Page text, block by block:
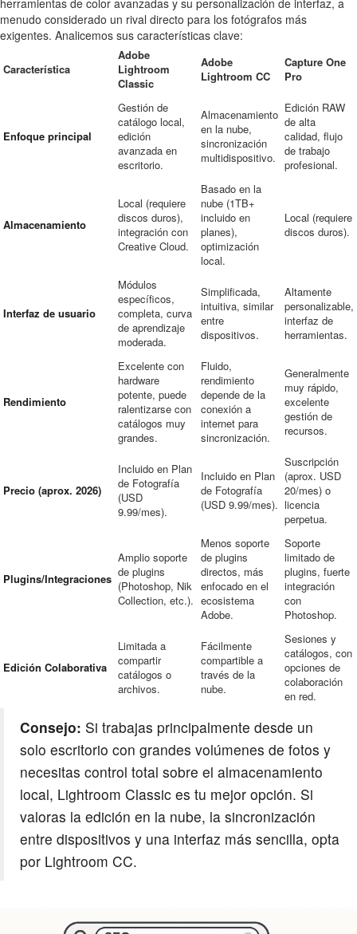
menudo considerado un rival directo para los fotógrafos más
exigentes. Analicemos sus características clave:
Característica
Adobe
Lightroom
Classic
Adobe
Lightroom CC
Capture One
Pro
Enfoque principal
Gestión de
catálogo local,
edición
avanzada en
escritorio.
Almacenamiento
en la nube,
sincronización
multidispositivo.
Edición RAW
de alta
calidad, flujo
de trabajo
profesional.
Almacenamiento
Local (requiere
discos duros),
integración con
Creative Cloud.
Basado en la
nube (1TB+
incluido en
planes),
optimización
local.
Local (requiere
discos duros).
Interfaz de usuario
Módulos
específicos,
completa, curva
de aprendizaje
moderada.
Simplificada,
intuitiva, similar
entre
dispositivos.
Altamente
personalizable,
interfaz de
herramientas.
Rendimiento
Excelente con
hardware
potente, puede
ralentizarse con
catálogos muy
grandes.
Fluido,
rendimiento
depende de la
conexión a
internet para
sincronización.
Generalmente
muy rápido,
excelente
gestión de
recursos.
Precio (aprox. 2026)
Incluido en Plan
de Fotografía
(USD
9.99/mes).
Incluido en Plan
de Fotografía
(USD 9.99/mes).
Suscripción
(aprox. USD
20/mes) o
licencia
perpetua.
Plugins/Integraciones
Amplio soporte
de plugins
(Photoshop, Nik
Collection, etc.).
Menos soporte
de plugins
directos, más
enfocado en el
ecosistema
Adobe.
Soporte
limitado de
plugins, fuerte
integración
con
Photoshop.
Edición Colaborativa
Limitada a
compartir
catálogos o
archivos.
Fácilmente
compartible a
través de la
nube.
Sesiones y
catálogos, con
opciones de
colaboración
en red.
Consejo: Si trabajas principalmente desde un
solo escritorio con grandes volúmenes de fotos y
necesitas control total sobre el almacenamiento
local, Lightroom Classic es tu mejor opción. Si
valoras la edición en la nube, la sincronización
entre dispositivos y una interfaz más sencilla, opta
por Lightroom CC.